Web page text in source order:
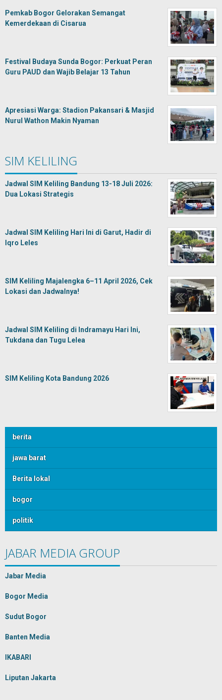
Pemkab Bogor Gelorakan Semangat
Kemerdekaan di Cisarua
Festival Budaya Sunda Bogor: Perkuat Peran
Guru PAUD dan Wajib Belajar 13 Tahun
Apresiasi Warga: Stadion Pakansari & Masjid
Nurul Wathon Makin Nyaman
SIM KELILING
Jadwal SIM Keliling Bandung 13-18 Juli 2026:
Dua Lokasi Strategis
Jadwal SIM Keliling Hari Ini di Garut, Hadir di
Iqro Leles
SIM Keliling Majalengka 6–11 April 2026, Cek
Lokasi dan Jadwalnya!
Jadwal SIM Keliling di Indramayu Hari Ini,
Tukdana dan Tugu Lelea
SIM Keliling Kota Bandung 2026
berita
jawa barat
Berita lokal
bogor
politik
JABAR MEDIA GROUP
Jabar Media
Bogor Media
Sudut Bogor
Banten Media
IKABARI
Liputan Jakarta